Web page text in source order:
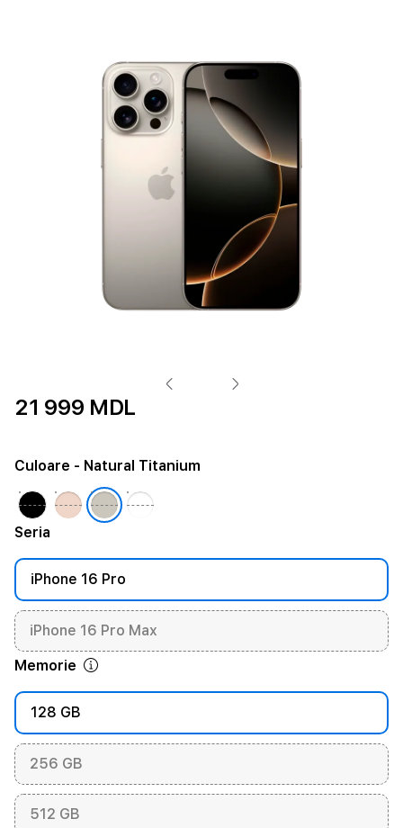
21 999 MDL
Seria
iPhone 16 Pro
iPhone 16 Pro Max
Memorie
128 GB
256 GB
512 GB
Culoare - Natural Titanium